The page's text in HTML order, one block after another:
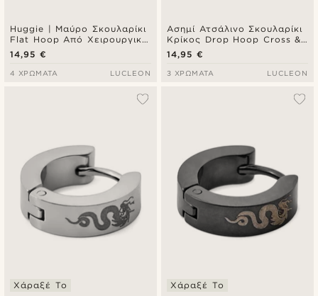
Huggie | Μαύρο Σκουλαρίκι
Flat Hoop Από Χειρουργικό
Ατσάλι 7 mm
14,95 €
4 ΧΡΏΜΑΤΑ LUCLEON
Ασημί Ατσάλινο Σκουλαρίκι
Κρίκος Drop Hoop Cross &
Chain Charms
14,95 €
3 ΧΡΏΜΑΤΑ LUCLEON
Χάραξέ Το Χάραξέ Το